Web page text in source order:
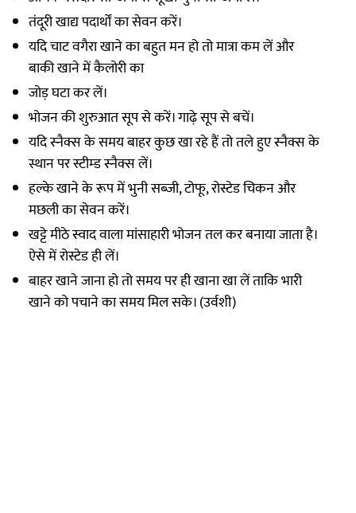
तंदूरी खाद्य पदार्थों का सेवन करें।
यदि चाट वगैरा खाने का बहुत मन हो तो मात्रा कम लें और
बाकी खाने में कैलोरी का
जोड़ घटा कर लें।
भोजन की शुरुआत सूप से करें। गाढ़े सूप से बचें।
यदि स्नैक्स के समय बाहर कुछ खा रहे हैं तो तले हुए स्नैक्स के
स्थान पर स्टीम्ड स्नैक्स लें।
हल्के खाने के रूप में भुनी सब्जी, टोफू, रोस्टेड चिकन और
मछली का सेवन करें।
खट्टे मीठे स्वाद वाला मांसाहारी भोजन तल कर बनाया जाता है।
ऐसे में रोस्टेड ही लें।
बाहर खाने जाना हो तो समय पर ही खाना खा लें ताकि भारी
खाने को पचाने का समय मिल सके। (उर्वशी)